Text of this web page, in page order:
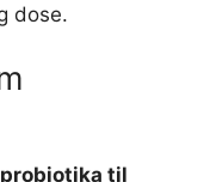
dose.
til